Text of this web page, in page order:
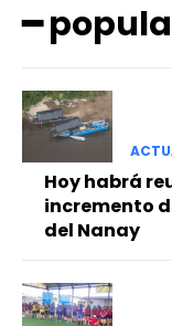
━
Hoy habrá
incremento
del Nanay